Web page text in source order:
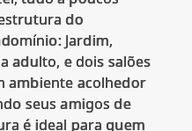
do
Jardim,
adulto, e dois salões
ambiente acolhedor
seus amigos de
é ideal para quem